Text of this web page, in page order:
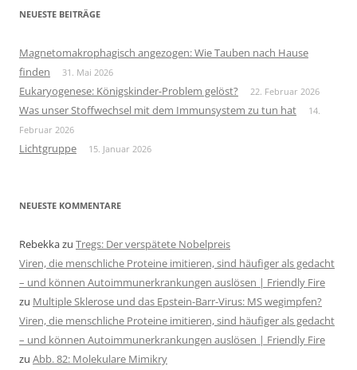
NEUESTE BEITRÄGE
Magnetomakrophagisch angezogen: Wie Tauben nach Hause
finden
31. Mai 2026
Eukaryogenese: Königskinder-Problem gelöst? 22. Februar 2026
Was unser Stoffwechsel mit dem Immunsystem zu tun hat
14.
Februar 2026
Lichtgruppe 15. Januar 2026
NEUESTE KOMMENTARE
Rebekkazu Tregs: Der verspätete Nobelpreis
Viren, die menschliche Proteine imitieren, sind häufiger als gedacht
– und können Autoimmunerkrankungen auslösen | Friendly Fire
zu Multiple Sklerose und das Epstein-Barr-Virus: MS wegimpfen?
Viren, die menschliche Proteine imitieren, sind häufiger als gedacht
– und können Autoimmunerkrankungen auslösen | Friendly Fire
zu Abb. 82: Molekulare Mimikry